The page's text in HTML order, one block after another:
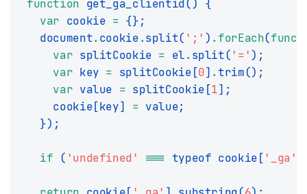
function get_ga_clientid ()
{
var cookie = {} ;
  document
. cookie .split( ';' ) . forEach(
var splitCookie = el . split ( '=' ) ;
var key = splitCookie [0] .trim () ;
var value = splitCookie [1] ;
    cookie
[key] = value;
}) ;
if ( 'undefined' === typeof cookie [ '_ga'